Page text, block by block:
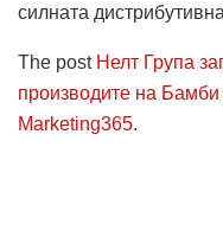
силната
The post Нелт Група
производите на
Marketing365.